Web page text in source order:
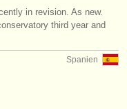
in revision. As new.
third year and
Spanien